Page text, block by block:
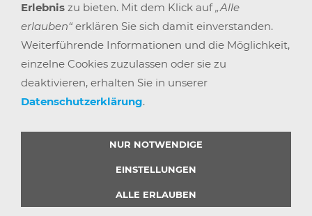
Für später merken
ARBEITSPLATZEXPERTEN
PARTNERPROGRAMM
GEMEINSAM STÄRKER
WIDERRUF BUTTON
© 2025 |BÜRO POINT GMBH
Erlebnis zu bieten. Mit dem Klick auf„Alle
erlauben“ erklären Sie sich damit einverstanden.
Weiterführende Informationen und die Möglichkeit,
einzelne Cookies zuzulassen oder sie zu
deaktivieren, erhalten Sie in unserer
Datenschutzerklärung.
NUR NOTWENDIGE
EINSTELLUNGEN
ALLE ERLAUBEN